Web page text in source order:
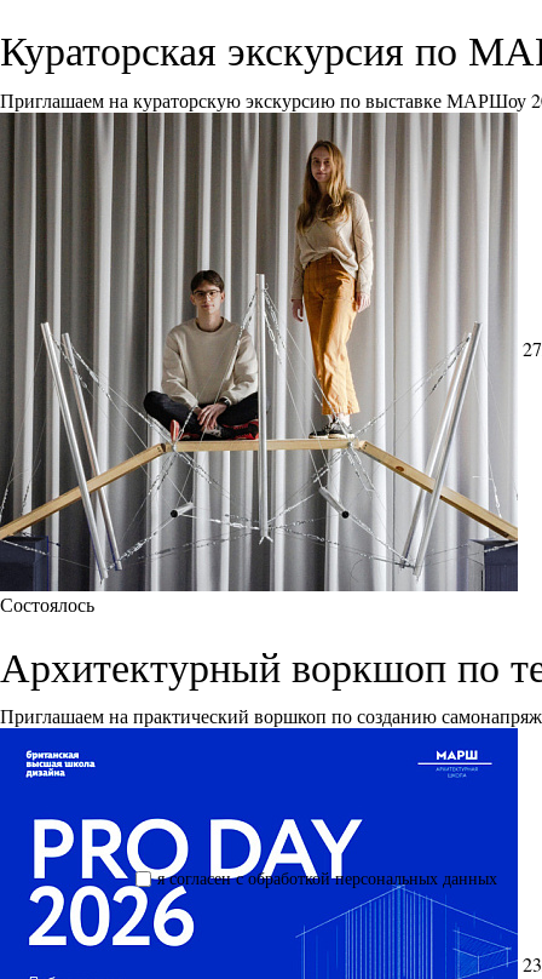
я согласен с обработкой персональных данных
Кураторская экскурсия по
Приглашаем на кураторскую экскурсию по выставке МАРШоу
Состоялось
Архитектурный воркшоп по
Приглашаем на практический воршкоп по созданию